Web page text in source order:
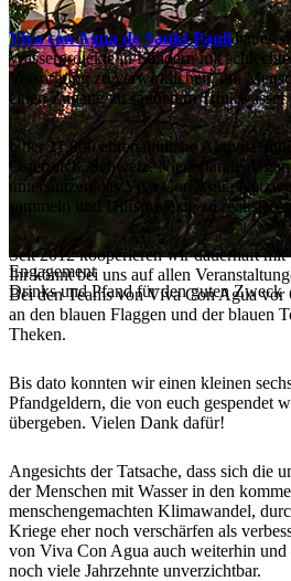
Engagement
Drinks und Pfand für den guten Zweck
Viva con Agua de Sankt Paulihat es
Wasserprojekte in Ländern mit
Versorgung zu verwirklichen, um
einen Zugang zu sauberem
Über 11.000 ehrenamtliche
Österreich, Schweiz, Niederlande,
unterstützen das Viva Con Agua
sammeln und Hilfsprojekte zu
Seit 2012 kooperieren wir dauerhaft
Ihr könnt bei uns auf allen
Bei den Teams von Viva Con Agua
an den blauen Flaggen und der blauen
Theken.
Bis dato konnten wir einen kleinen
Pfandgeldern, die von euch gespendet
übergeben. Vielen Dank dafür!
Angesichts der Tatsache, dass sich die
der Menschen mit Wasser in den
menschengemachten Klimawandel,
Kriege eher noch verschärfen als
von Viva Con Agua auch weiterhin und
noch viele Jahrzehnte unverzichtbar.